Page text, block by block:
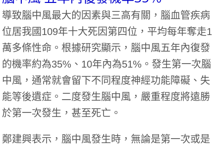
導致腦中風最大的因素與三高有關，腦血管疾病
位居我國109年十大死因第四位，平均每年奪走1
萬多條性命。根據研究顯示，腦中風五年內復發
的機率約為35%、10年內為51%。發生第一次腦
中風，通常就會留下不同程度神經功能障礙、失
能等後遺症。二度發生腦中風，嚴重程度將遠勝
於第一次發生，甚至死亡。
鄭建興表示，腦中風發生時，無論是第一次或是